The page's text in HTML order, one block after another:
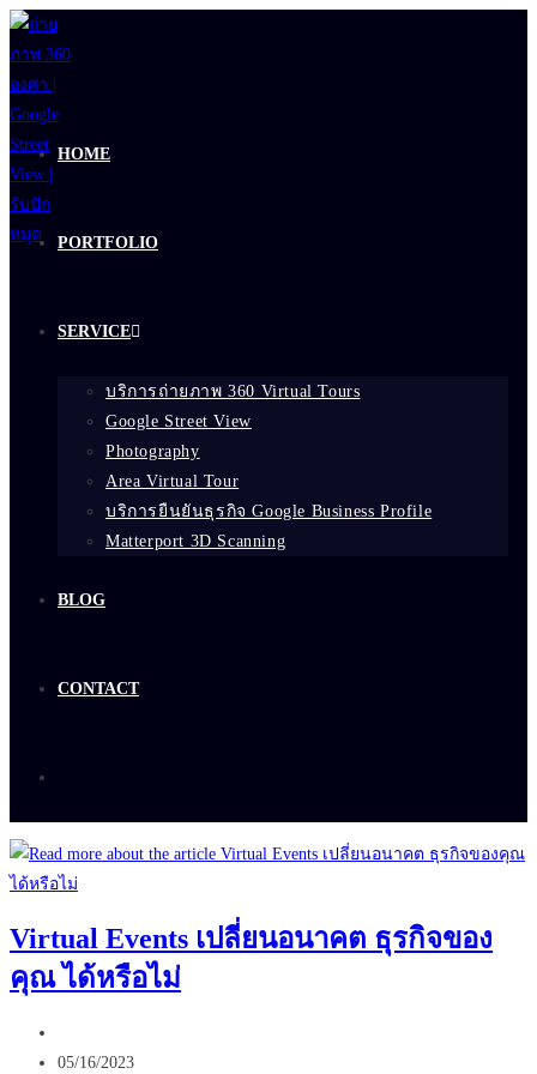
Skip
to
content
HOME
PORTFOLIO
SERVICE
บริการถ่ายภาพ 360 Virtual Tours
Google Street View
Photography
Area Virtual Tour
บริการยืนยันธุรกิจ Google Business Profile
Matterport 3D Scanning
BLOG
CONTACT
Virtual Events เปลี่ยนอนาคต ธุรกิจของ
คุณ ได้หรือไม่
author:
Post
05/16/2023